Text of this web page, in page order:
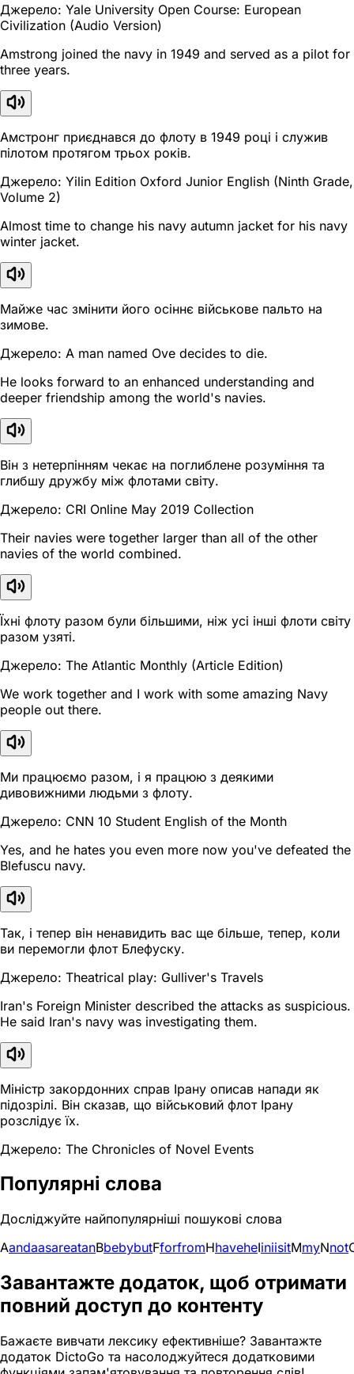
Джерело: Yale University Open Course: European
Civilization (Audio Version)
Amstrong joined the navy in 1949 and served as a pilot for
three years.
Амстронг приєднався до флоту в 1949 році і служив
пілотом протягом трьох років.
Джерело: Yilin Edition Oxford Junior English (Ninth Grade,
Volume 2)
Almost time to change his navy autumn jacket for his navy
winter jacket.
Майже час змінити його осіннє військове пальто на
зимове.
Джерело: A man named Ove decides to die.
He looks forward to an enhanced understanding and
deeper friendship among the world's navies.
Він з нетерпінням чекає на поглиблене розуміння та
глибшу дружбу між флотами світу.
Джерело: CRI Online May 2019 Collection
Their navies were together larger than all of the other
navies of the world combined.
Їхні флоту разом були більшими, ніж усі інші флоти світу
разом узяті.
Джерело: The Atlantic Monthly (Article Edition)
We work together and I work with some amazing Navy
people out there.
Ми працюємо разом, і я працюю з деякими
дивовижними людьми з флоту.
Джерело: CNN 10 Student English of the Month
Yes, and he hates you even more now you've defeated the
Blefuscu navy.
Так, і тепер він ненавидить вас ще більше, тепер, коли
ви перемогли флот Блефуску.
Джерело: Theatrical play: Gulliver's Travels
Iran's Foreign Minister described the attacks as suspicious.
He said Iran's navy was investigating them.
Міністр закордонних справ Ірану описав напади як
підозрілі. Він сказав, що військовий флот Ірану
розслідує їх.
Джерело: The Chronicles of Novel Events
Популярні слова
Досліджуйте найпопулярніші пошукові слова
AandaasareatanBbebybutFforfromHhaveheIiniisitMmyNnot
Завантажте додаток, щоб отримати
повний доступ до контенту
Бажаєте вивчати лексику ефективніше? Завантажте
додаток DictoGo та насолоджуйтеся додатковими